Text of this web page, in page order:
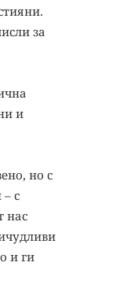
за
и
но с
с
нас
и ги